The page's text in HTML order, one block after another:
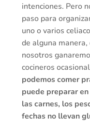
intenciones. Pero
paso para
uno o varios
de alguna
nosotros
cocineros
podemos comer
puede preparar
las carnes, los
fechas no llevan